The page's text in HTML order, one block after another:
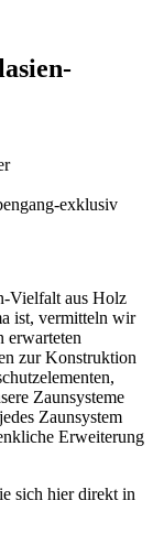
Vielfalt aus Holz
ist, vermitteln wir
erwarteten
zur Konstruktion
Zaunsysteme
Zaunsystem
Erweiterung
sich hier direkt in